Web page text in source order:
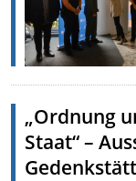
„Ordnung
Staat“ –